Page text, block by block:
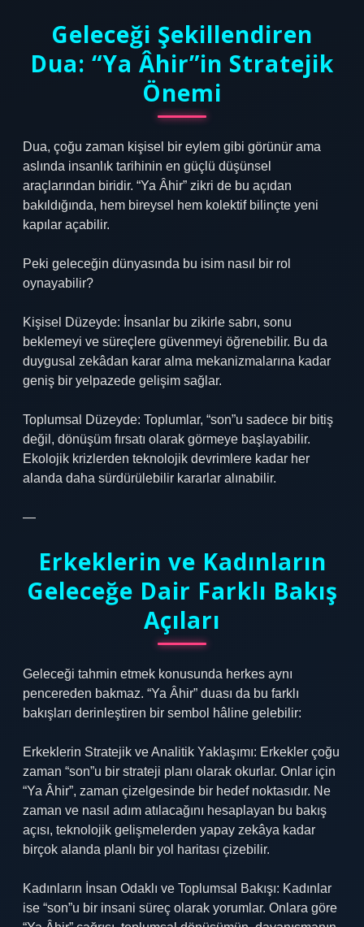
Geleceği Şekillendiren
Dua: “Ya Âhir”in Stratejik
Önemi
Dua, çoğu zaman kişisel bir eylem gibi görünür ama
aslında insanlık tarihinin en güçlü düşünsel
araçlarından biridir. “Ya Âhir” zikri de bu açıdan
bakıldığında, hem bireysel hem kolektif bilinçte yeni
kapılar açabilir.
Peki geleceğin dünyasında bu isim nasıl bir rol
oynayabilir?
Kişisel Düzeyde: İnsanlar bu zikirle sabrı, sonu
beklemeyi ve süreçlere güvenmeyi öğrenebilir. Bu da
duygusal zekâdan karar alma mekanizmalarına kadar
geniş bir yelpazede gelişim sağlar.
Toplumsal Düzeyde: Toplumlar, “son”u sadece bir bitiş
değil, dönüşüm fırsatı olarak görmeye başlayabilir.
Ekolojik krizlerden teknolojik devrimlere kadar her
alanda daha sürdürülebilir kararlar alınabilir.
—
Erkeklerin ve Kadınların
Geleceğe Dair Farklı Bakış
Açıları
Geleceği tahmin etmek konusunda herkes aynı
pencereden bakmaz. “Ya Âhir” duası da bu farklı
bakışları derinleştiren bir sembol hâline gelebilir:
Erkeklerin Stratejik ve Analitik Yaklaşımı: Erkekler çoğu
zaman “son”u bir strateji planı olarak okurlar. Onlar için
“Ya Âhir”, zaman çizelgesinde bir hedef noktasıdır. Ne
zaman ve nasıl adım atılacağını hesaplayan bu bakış
açısı, teknolojik gelişmelerden yapay zekâya kadar
birçok alanda planlı bir yol haritası çizebilir.
Kadınların İnsan Odaklı ve Toplumsal Bakışı: Kadınlar
ise “son”u bir insani süreç olarak yorumlar. Onlara göre